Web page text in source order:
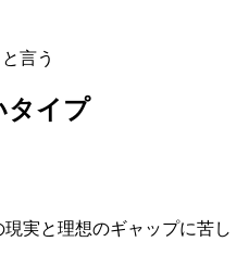
言う
タイプ
実と理想のギャップに苦し